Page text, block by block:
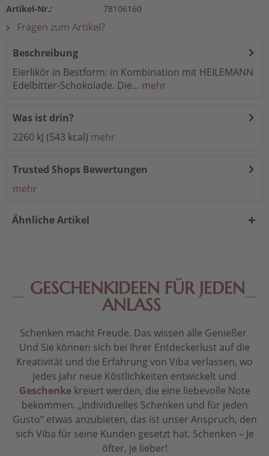
Artikel-Nr.: 78106160
Fragen zum Artikel?
Beschreibung
Eierlikör in Bestform: in Kombination mit HEILEMANN
Edelbitter-Schokolade. Die... mehr
Was ist drin?
2260 kJ (543 kcal) mehr
Trusted Shops Bewertungen
mehr
Ähnliche Artikel
GESCHENKIDEEN FÜR JEDEN
ANLASS
Schenken macht Freude. Das wissen alle Genießer.
Und Sie können sich bei Ihrer Entdeckerlust auf die
Kreativität und die Erfahrung von Viba verlassen, wo
jedes Jahr neue Köstlichkeiten entwickelt und
Geschenkekreiert werden, die eine liebevolle Note
bekommen. „Individuelles Schenken und für jeden
Gusto“ etwas anzubieten, das ist unser Anspruch, den
sich Viba für seine Kunden gesetzt hat. Schenken – Je
öfter, je lieber!